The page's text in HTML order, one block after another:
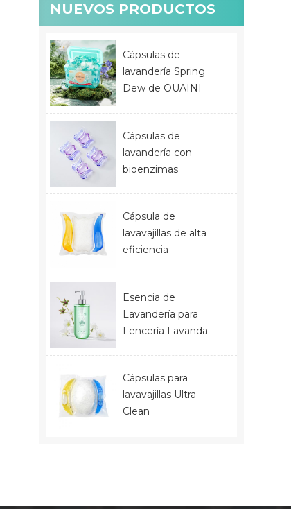
NUEVOS PRODUCTOS
Cápsulas de
lavandería Spring
Dew de OUAINI
Cápsulas de
lavandería con
bioenzimas
Cápsula de
lavavajillas de alta
eficiencia
Esencia de
Lavandería para
Lencería Lavanda
Cápsulas para
lavavajillas Ultra
Clean